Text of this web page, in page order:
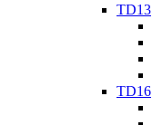
TD13
TD16